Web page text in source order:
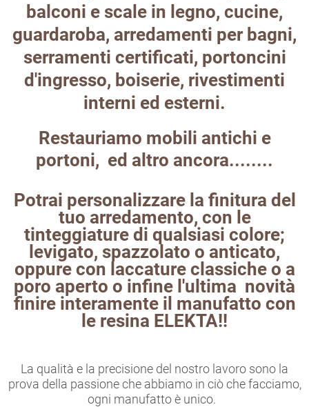
balconi e scale in legno, cucine,
guardaroba, arredamenti per bagni,
serramenti certificati, portoncini
d'ingresso, boiserie, rivestimenti
interni ed esterni.
Restauriamo mobili antichi e
portoni, ed altro ancora........
Potrai personalizzare la finitura del
tuo arredamento, con le
tinteggiature di qualsiasi colore;
levigato, spazzolato o anticato,
oppure con laccature classiche o a
poro aperto o infine l'ultima novità
finire interamente il manufatto con
le resina ELEKTA!!
La qualità e la precisione del nostro lavoro sono la
prova della passione che abbiamo in ciò che facciamo,
ogni manufatto è unico.